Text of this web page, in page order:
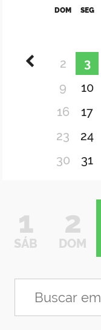
DOM SEG
2
3
9
10
16
17
23
24
30
31
1
SÁB
2
DOM